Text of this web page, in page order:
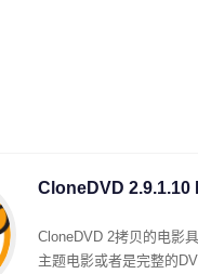
CloneDVD 2.9.1.10
CloneDVD 2拷贝的电影
主题电影或者是完整的